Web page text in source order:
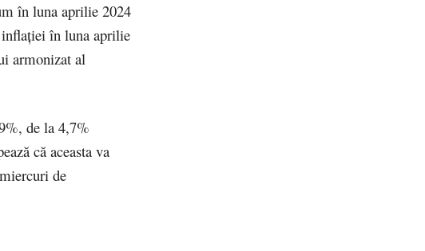
în luna aprilie 2024
în luna aprilie
armonizat al
de la 4,7%
că aceasta va
de